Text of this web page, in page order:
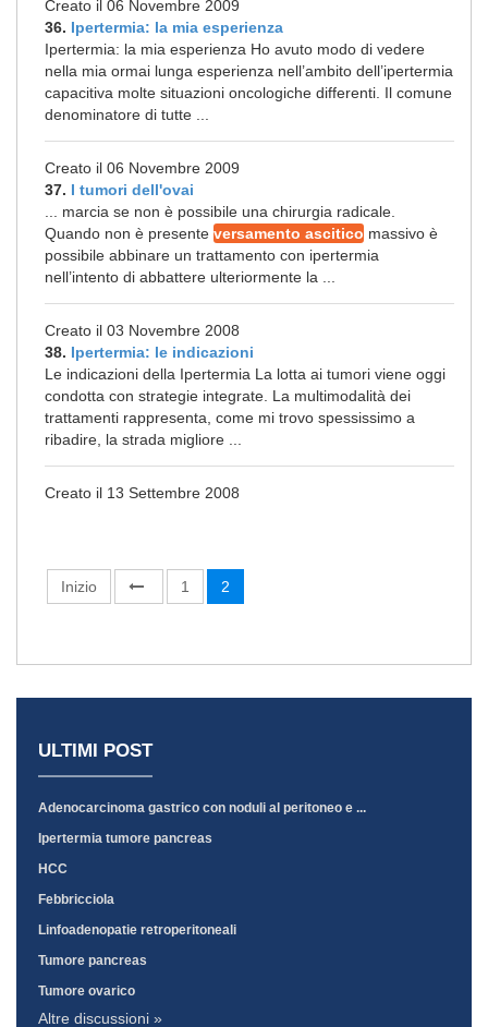
Creato il 06 Novembre 2009
36. Ipertermia: la mia esperienza
Ipertermia: la mia esperienza Ho avuto modo di vedere
nella mia ormai lunga esperienza nell’ambito dell’ipertermia
capacitiva molte situazioni oncologiche differenti. Il comune
denominatore di tutte ...
Creato il 06 Novembre 2009
37. I tumori dell'ovai
... marcia se non è possibile una chirurgia radicale.
Quando non è presente versamento ascitico massivo è
possibile abbinare un trattamento con ipertermia
nell’intento di abbattere ulteriormente la ...
Creato il 03 Novembre 2008
38. Ipertermia: le indicazioni
Le indicazioni della Ipertermia La lotta ai tumori viene oggi
condotta con strategie integrate. La multimodalità dei
trattamenti rappresenta, come mi trovo spessissimo a
ribadire, la strada migliore ...
Creato il 13 Settembre 2008
Inizio 1 2
ULTIMI POST
Adenocarcinoma gastrico con noduli al peritoneo e ...
Ipertermia tumore pancreas
HCC
Febbricciola
Linfoadenopatie retroperitoneali
Tumore pancreas
Tumore ovarico
Altre discussioni »